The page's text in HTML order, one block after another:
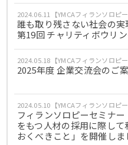
2024.06.11【YMCAフィランソロピー
誰も取り残さない社会の
第19回 チャリティボウリ
2024.05.18【YMCAフィランソロピー
2025年度 企業交流会のご
2024.05.10【YMCAフィランソロピー
フィランソロピーセミナ
をもつ人材の採用に際して
おくべきこと」を開催しま